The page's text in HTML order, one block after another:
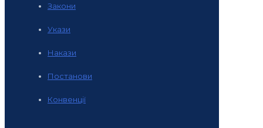
Закони
Укази
Накази
Постанови
Конвенції